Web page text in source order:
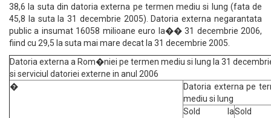
38,6 la suta din datoria externa pe termen mediu si lung (fata de
45,8 la suta la 31 decembrie 2005). Datoria externa negarantata
public a insumat 16058 milioane euro la�� 31 decembrie 2006,
fiind cu 29,5 la suta mai mare decat la 31 decembrie 2005.
Datoria externa a Rom�niei pe termen mediu si lung la 31
si serviciul datoriei externe in anul 2006
�
Datoria externa pe
mediu si lung
Sold laSold